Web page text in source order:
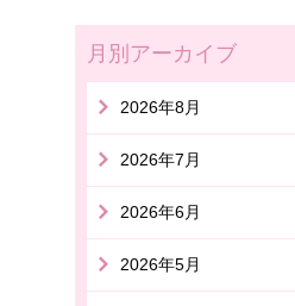
月別アーカイブ
2026年8月
2026年7月
2026年6月
2026年5月